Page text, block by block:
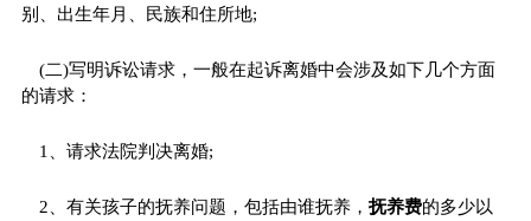
别、出生年月、民族和住所地;
(二)写明诉讼请求，一般在起诉离婚中会涉及如下几个方面
的请求：
1、请求法院判决离婚;
2、有关孩子的抚养问题，包括由谁抚养，抚养费的多少以